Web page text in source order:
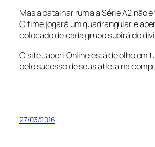
Mas a batalhar ruma a Série A2 não
O time jogará um quadrangular e
colocado de cada grupo subirá de
O site Japeri Online está de olho em
pelo sucesso de seus atleta na
27/03/2016